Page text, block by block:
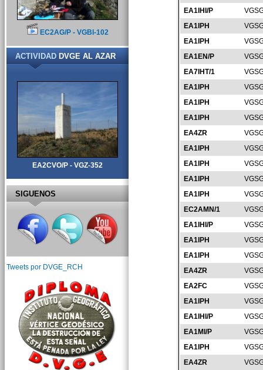
EA1IHI/P
EA1IPH
EA1IPH
EA1EN/P
EA7IHT/1
EA1IPH
EA1IPH
EA1IPH
EA4ZR
EA1IPH
EA1IPH
EA1IPH
EA1IPH
EC2AMN/1
EA1IHI/P
EA1IPH
EA1IPH
EA4ZR
EA2FC
EA1IPH
EA1IHI/P
EA1MI/P
EA1IPH
EA4ZR
EC2AG/P - VGBI-102
ACTIVIDADDVGE AL AZAR
EA2CVO/P - VGZ-352
SIGUENOS
Tweets por DVGE_RCH